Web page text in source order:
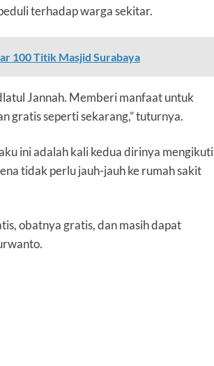
terhadap warga sekitar.
100 Titik Masjid Surabaya
Jannah. Memberi manfaat untuk
gratis seperti sekarang,” tuturnya.
ini adalah kali kedua dirinya mengikuti
tidak perlu jauh-jauh ke rumah sakit
obatnya gratis, dan masih dapat